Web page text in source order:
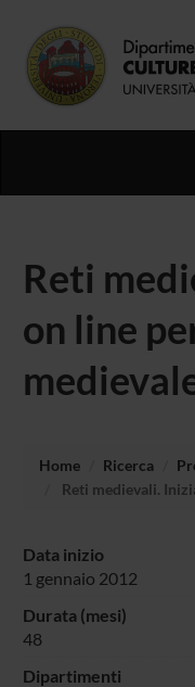
Reti
on line
Home Ricerca
Reti medievali.
Data inizio
1 gennaio 2012
Durata (mesi)
48
Dipartimenti